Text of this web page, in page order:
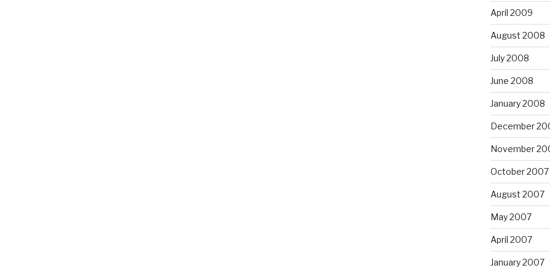
April 2009
August 2008
July 2008
June 2008
January 2008
December
November
October 2007
August 2007
May 2007
April 2007
January 2007